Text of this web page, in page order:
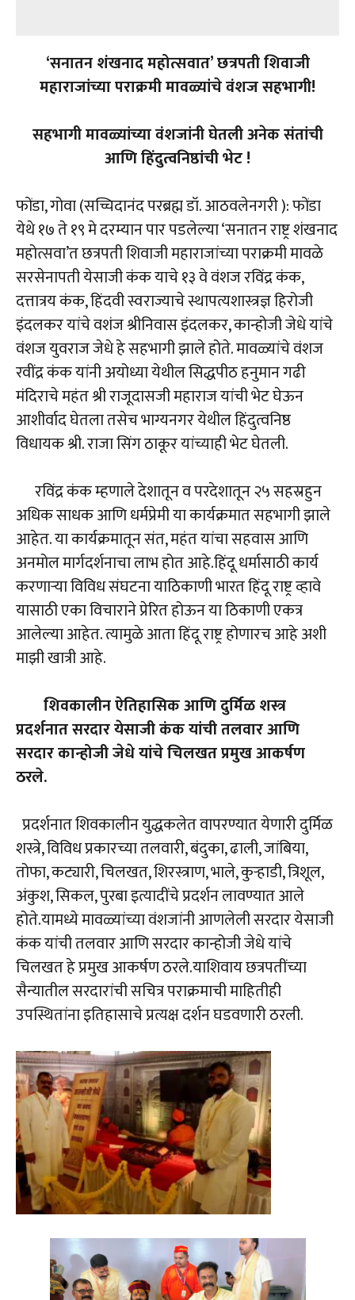
‘सनातन शंखनाद महोत्सवात’ छत्रपती शिवाजी
महाराजांच्या पराक्रमी मावळ्यांचे वंशज सहभागी!
सहभागी मावळ्यांच्या वंशजांनी घेतली अनेक संतांची
आणि हिंदुत्वनिष्ठांची भेट !
फोंडा, गोवा (सच्चिदानंद परब्रह्म डॉ. आठवलेनगरी ): फोंडा
येथे १७ ते १९ मे दरम्यान पार पडलेल्या ‘सनातन राष्ट्र शंखनाद
महोत्सवा’त छत्रपती शिवाजी महाराजांच्या पराक्रमी मावळे
सरसेनापती येसाजी कंक याचे १३ वे वंशज रविंद्र कंक,
दत्तात्रय कंक, हिंदवी स्वराज्याचे स्थापत्यशास्त्रज्ञ हिरोजी
इंदलकर यांचे वशंज श्रीनिवास इंदलकर, कान्होजी जेधे यांचे
वंशज युवराज जेधे हे सहभागी झाले होते. मावळ्यांचे वंशज
रवींद्र कंक यांनी अयोध्या येथील सिद्धपीठ हनुमान गढी
मंदिराचे महंत श्री राजूदासजी महाराज यांची भेट घेऊन
आशीर्वाद घेतला तसेच भाग्यनगर येथील हिंदुत्वनिष्ठ
विधायक श्री. राजा सिंग ठाकूर यांच्याही भेट घेतली.
रविंद्र कंक म्हणाले देशातून व परदेशातून २५ सहस्रहुन
अधिक साधक आणि धर्मप्रेमी या कार्यक्रमात सहभागी झाले
आहेत. या कार्यक्रमातून संत, महंत यांचा सहवास आणि
अनमोल मार्गदर्शनाचा लाभ होत आहे.हिंदू धर्मासाठी कार्य
करणाऱ्या विविध संघटना याठिकाणी भारत हिंदू राष्ट्र व्हावे
यासाठी एका विचाराने प्रेरित होऊन या ठिकाणी एकत्र
आलेल्या आहेत. त्यामुळे आता हिंदू राष्ट्र होणारच आहे अशी
माझी खात्री आहे.
शिवकालीन ऐतिहासिक आणि दुर्मिळ शस्त्र
प्रदर्शनात सरदार येसाजी कंक यांची तलवार आणि
सरदार कान्होजी जेधे यांचे चिलखत प्रमुख आकर्षण
ठरले.
प्रदर्शनात शिवकालीन युद्धकलेत वापरण्यात येणारी दुर्मिळ
शस्त्रे, विविध प्रकारच्या तलवारी, बंदुका, ढाली, जांबिया,
तोफा, कट्यारी, चिलखत, शिरस्त्राण, भाले, कुर्‍हाडी, त्रिशूल,
अंकुश, सिकल, पुरबा इत्यादींचे प्रदर्शन लावण्यात आले
होते.यामध्ये मावळ्यांच्या वंशजांनी आणलेली सरदार येसाजी
कंक यांची तलवार आणि सरदार कान्होजी जेधे यांचे
चिलखत हे प्रमुख आकर्षण ठरले.याशिवाय छत्रपतींच्या
सैन्यातील सरदारांची सचित्र पराक्रमाची माहितीही
उपस्थितांना इतिहासाचे प्रत्यक्ष दर्शन घडवणारी ठरली.